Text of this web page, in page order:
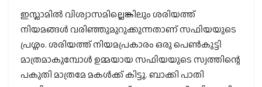
ഇസ്ലാമില്‍ വിശ്വാസമില്ലെങ്കിലും ശരിയത്ത്
നിയമങ്ങള്‍ വരിഞ്ഞുമുറുക്കുന്നതാണ് സഫിയയുടെ
പ്രശ്നം. ശരിയത്ത് നിയമപ്രകാരം ഒരു പെണ്‍കുട്ടി
മാത്രമാകുമ്പോള്‍ ഉമ്മയായ സഫിയയുടെ സ്വത്തിന്റെ
പകുതി മാത്രമേ മകള്‍ക്ക് കിട്ടൂ. ബാക്കി പാതി